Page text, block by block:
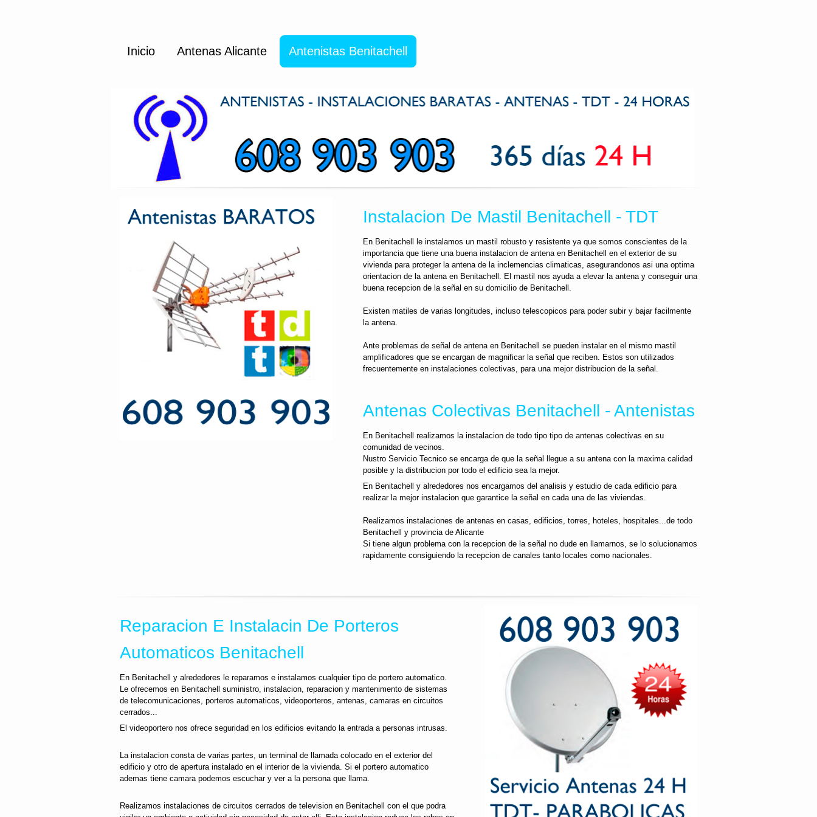
Inicio Antenas Alicante Antenistas Benitachell
Instalacion De Mastil Benitachell - TDT
En Benitachell le instalamos un mastil robusto y resistente ya que somos conscientes de la
importancia que tiene una buena instalacion de antena en Benitachell en el exterior de su
vivienda para proteger la antena de la inclemencias climaticas, asegurandonos asi una optima
orientacion de la antena en Benitachell. El mastil nos ayuda a elevar la antena y conseguir una
buena recepcion de la señal en su domicilio de Benitachell.
Existen matiles de varias longitudes, incluso telescopicos para poder subir y bajar facilmente
la antena.
Ante problemas de señal de antena en Benitachell se pueden instalar en el mismo mastil
amplificadores que se encargan de magnificar la señal que reciben. Estos son utilizados
frecuentemente en instalaciones colectivas, para una mejor distribucion de la señal.
Antenas Colectivas Benitachell - Antenistas
En Benitachell realizamos la instalacion de todo tipo tipo de antenas colectivas en su
comunidad de vecinos.
Nustro Servicio Tecnico se encarga de que la señal llegue a su antena con la maxima calidad
posible y la distribucion por todo el edificio sea la mejor.
En Benitachell y alrededores nos encargamos del analisis y estudio de cada edificio para
realizar la mejor instalacion que garantice la señal en cada una de las viviendas.
Realizamos instalaciones de antenas en casas, edificios, torres, hoteles, hospitales...de todo
Benitachell y provincia de Alicante
Si tiene algun problema con la recepcion de la señal no dude en llamarnos, se lo solucionamos
rapidamente consiguiendo la recepcion de canales tanto locales como nacionales.
Reparacion E Instalacin De Porteros
Automaticos Benitachell
En Benitachell y alrededores le reparamos e instalamos cualquier tipo de portero automatico.
Le ofrecemos en Benitachell suministro, instalacion, reparacion y mantenimento de sistemas
de telecomunicaciones, porteros automaticos, videoporteros, antenas, camaras en circuitos
cerrados...
El videoportero nos ofrece seguridad en los edificios evitando la entrada a personas intrusas.
La instalacion consta de varias partes, un terminal de llamada colocado en el exterior del
edificio y otro de apertura instalado en el interior de la vivienda. Si el portero automatico
ademas tiene camara podemos escuchar y ver a la persona que llama.
Realizamos instalaciones de circuitos cerrados de television en Benitachell con el que podra